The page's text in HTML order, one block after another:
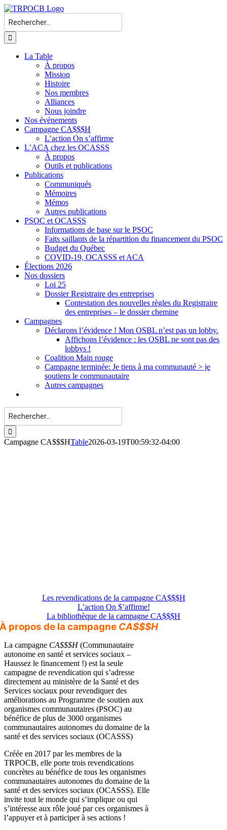
Passer
au
contenu
Rechercher:
La Table
À propos
Mission
Histoire
Nos membres
Alliances
Nous joindre
Nos événements
Campagne CA$$$H
L’action On s’affirme
L’ACA chez les OCASSS
À propos
Outils et publications
Publications
Communiqués
Mémoires
Mémos
Autres publications
PSOC et OCASSS
Informations de base sur le PSOC
Faits saillants de la répartition du financement du PSOC
Budget du Québec
COVID-19, OCASSS et ACA
Élections 2026
Nos dossiers
Loi 25
Dossier Registraire des entreprises
Contestation des nouvelles règles du Registraire
des entreprises – le dossier chemine
Campagnes
Déclarons l’évidence ! Mon OSBL n’est pas un lobby.
Affichons l’évidence : les OSBL ne sont pas des
lobbys !
Coalition Main rouge
Campagne terminée: Je tiens à ma communauté > je
soutiens le communautaire
Autres campagnes
Rechercher:
Campagne CA$$$HTable2026-03-19T00:59:32-04:00
Les revendications de la campagne CA$$$H
L’action On $’affirme!
La bibliothèque de la campagne CA$$$H
À propos de la campagne CA$$$H
La campagne CA$$$H(Communautaire
autonome en santé et services sociaux –
Haussez le financement !) est la seule
campagne de revendication qui s’adresse
directement au ministère de la Santé et des
Services sociaux pour revendiquer des
améliorations au Programme de soutien aux
organismes communautaires (PSOC) au
bénéfice de plus de 3000 organismes
communautaires autonomes du domaine de la
santé et des services sociaux (OCASSS)
Créée en 2017 par les membres de la
TRPOCB, elle porte trois revendications
concrètes au bénéfice de tous les organismes
communautaires autonomes du domaine de la
santé et des services sociaux (OCASSS). Elle
invite tout le monde qui s’implique ou qui
s’intéresse aux rôle joué par ces organismes à
l’appuyer et à participer à ses actions !